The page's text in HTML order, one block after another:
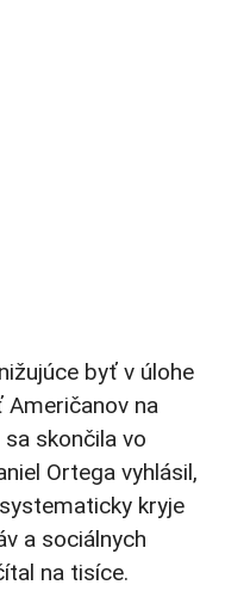
byť v úlohe
Američanov na
skončila vo
Ortega vyhlásil,
kryje
a sociálnych
na tisíce.